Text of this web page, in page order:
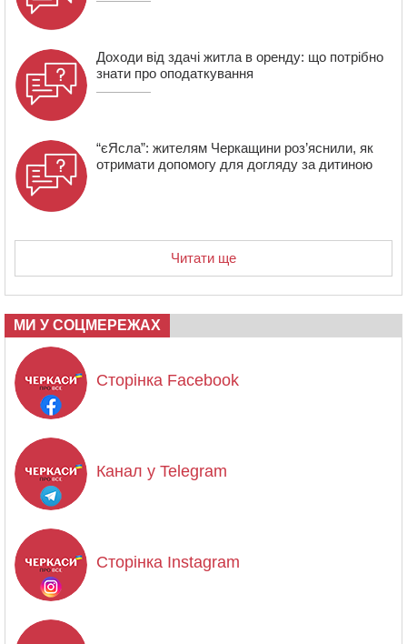
Доходи від здачі житла в оренду: що потрібно
знати про оподаткування
“єЯсла”: жителям Черкащини роз’яснили, як
отримати допомогу для догляду за дитиною
Читати ще
МИ У СОЦМЕРЕЖАХ
Сторінка Facebook
Канал у Telegram
Сторінка Instagram